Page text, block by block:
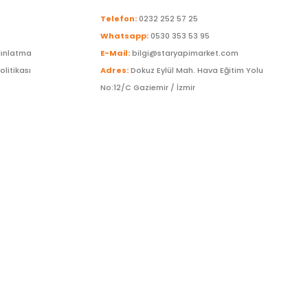
Telefon:0232 252 57 25
Whatsapp:0530 353 53 95
E-Mail:bilgi@staryapimarket.com
Adres:Dokuz Eylül Mah. Hava Eğitim Yolu
No:12/C Gaziemir / İzmir